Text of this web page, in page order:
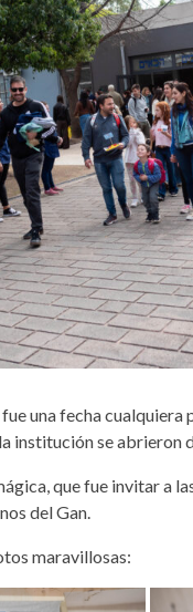
una fecha
institución se abrieron
que fue invitar a
del Gan.
maravillosas: